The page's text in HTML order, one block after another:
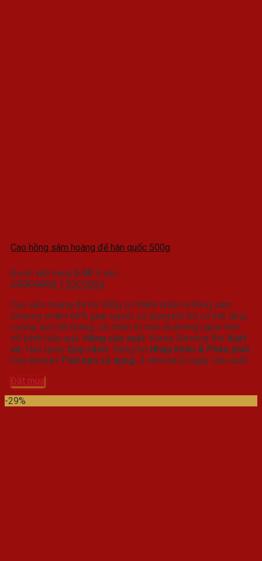
Cao hồng sâm hoàng đế hàn quốc 500g
Được xếp hạng 5.00 5 sao
2.000.000₫ Giá
là:
2.000.000₫.
1.500.000₫Giá
tại
là:
1.500.000₫.
Cao sâm hoàng đế hũ 500g có thành phần là hồng sâm
Cheong chiếm 60% giúp người sử dụng bồi bổ cơ thể, tăng
cường sức đề kháng, cải thiện trí nhớ và phòng ngừa một
số bệnh hiệu quả. Hãng sản xuất: Korea Ginseng Bio Xuất
xứ: Hàn Quốc Quy cách: 500g/hũ Nhập khẩu & Phân phối:
Hoa Korean Thời hạn sử dụng: 3 năm kể từ ngày sản xuất
Đặt mua
-29%